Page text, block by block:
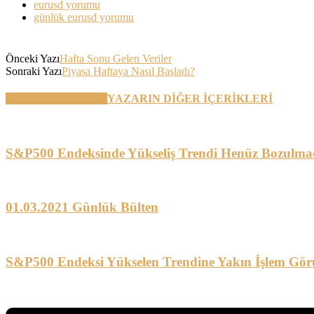
eurusd yorumu
günlük eurusd yorumu
Önceki YazıHafta Sonu Gelen Veriler
Sonraki YazıPiyasa Haftaya Nasıl Başladı?
YAZARIN DİĞER İÇERİKLERİ
S&P500 Endeksinde Yükseliş Trendi Henüz
01.03.2021 Günlük Bülten
S&P500 Endeksi Yükselen Trendine Yakın İşlem